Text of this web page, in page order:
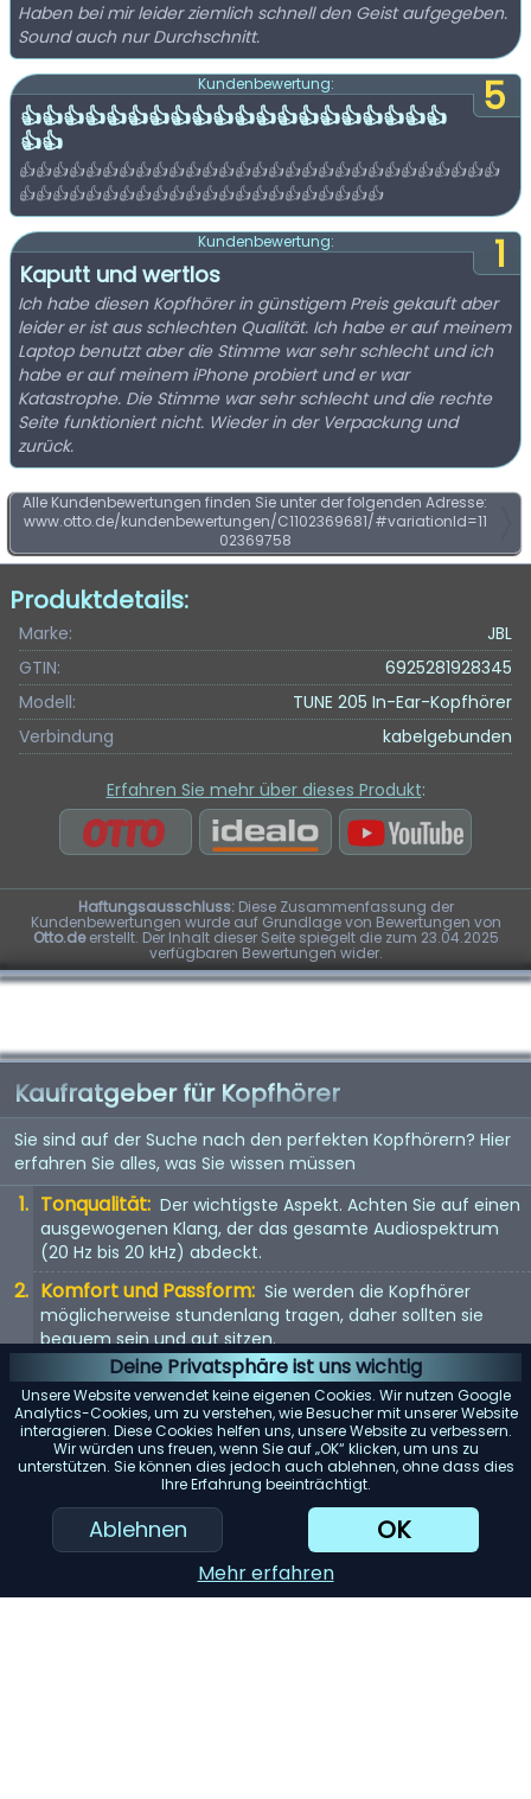
Deine Privatsphäre ist uns wichtig
Unsere Website verwendet keine eigenen Cookies. Wir nutzen Google
Analytics-Cookies, um zu verstehen, wie Besucher mit unserer Website
interagieren. Diese Cookies helfen uns, unsere Website zu verbessern.
Wir würden uns freuen, wenn Sie auf „OK“ klicken, um uns zu
unterstützen. Sie können dies jedoch auch ablehnen, ohne dass dies
Ihre Erfahrung beeinträchtigt.
Ablehnen OK
Mehr erfahren
Haben bei mir leider ziemlich schnell den Geist aufgegeben.
Sound auch nur Durchschnitt.
5
Kundenbewertung:
👍👍👍👍👍👍👍👍👍👍👍👍👍👍👍👍👍👍👍👍
👍👍
👍👍👍👍👍👍👍👍👍👍👍👍👍👍👍👍👍👍👍👍👍👍👍👍👍👍👍👍👍
👍👍👍👍👍👍👍👍👍👍👍👍👍👍👍👍👍👍👍👍👍👍
1
Kundenbewertung:
Kaputt und wertlos
Ich habe diesen Kopfhörer in günstigem Preis gekauft aber
leider er ist aus schlechten Qualität. Ich habe er auf meinem
Laptop benutzt aber die Stimme war sehr schlecht und ich
habe er auf meinem iPhone probiert und er war
Katastrophe. Die Stimme war sehr schlecht und die rechte
Seite funktioniert nicht. Wieder in der Verpackung und
zurück.
Alle Kundenbewertungen finden Sie unter der folgenden Adresse:
www.otto.de/kundenbewertungen/C1102369681/#variationId=11
02369758
Produktdetails:
Marke:
JBL
GTIN:
6925281928345
Modell:
TUNE 205 In-Ear-Kopfhörer
Verbindung
kabelgebunden
Erfahren Sie mehr über dieses Produkt:
Haftungsausschluss:Diese Zusammenfassung der
Kundenbewertungen wurde auf Grundlage von Bewertungen von
Otto.deerstellt. Der Inhalt dieser Seite spiegelt die zum 23.04.2025
verfügbaren Bewertungen wider.
Kaufratgeber für Kopfhörer
Sie sind auf der Suche nach den perfekten Kopfhörern? Hier
erfahren Sie alles, was Sie wissen müssen
Tonqualität: Der wichtigste Aspekt. Achten Sie auf einen
ausgewogenen Klang, der das gesamte Audiospektrum
(20 Hz bis 20 kHz) abdeckt.
Komfort und Passform: Sie werden die Kopfhörer
möglicherweise stundenlang tragen, daher sollten sie
bequem sein und gut sitzen.
Kopfhörertyp: In-Ear, On-Ear oder Over-Ear? Jeder Typ
hat seine Vor- und Nachteile. Wählen Sie entsprechend
Ihren Vorlieben.
Mit Kabel oder kabellos: Kabellose Kopfhörer bieten
Bewegungsfreiheit, aber kabelgebundene Kopfhörer
bieten in der Regel eine bessere Tonqualität.
Geräuschunterdrückung:
Eine Funktion, die Sie in
Betracht ziehen sollten, wenn Sie die Kopfhörer in lauten
Umgebungen verwenden möchten.